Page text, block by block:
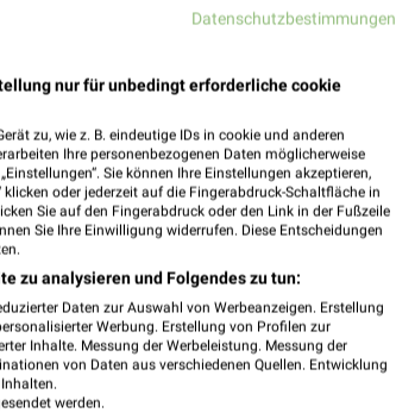
bei neuen Prospekten
stressfrei planen
jetzt laden oder QR-Code scannen.
Datenschutzbestimmungen
nur für unbedingt erforderliche cookie
zu, wie z. B. eindeutige IDs in cookie und anderen
Ihre personenbezogenen Daten möglicherweise
Sie können Ihre Einstellungen akzeptieren,
oder jederzeit auf die Fingerabdruck-Schaltfläche in
Sie auf den Fingerabdruck oder den Link in der Fußzeile
Sie Ihre Einwilligung widerrufen. Diese Entscheidungen
zu analysieren und Folgendes zu tun:
Daten zur Auswahl von Werbeanzeigen. Erstellung
Werbung. Erstellung von Profilen zur
Inhalte. Messung der Werbeleistung. Messung der
von Daten aus verschiedenen Quellen. Entwicklung
werden.